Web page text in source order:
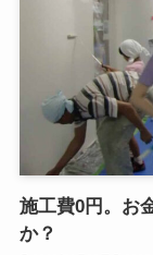
施工費0円。お
か？